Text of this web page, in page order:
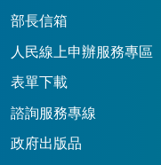
部長信箱
人民線上申辦服務專區
表單下載
諮詢服務專線
政府出版品